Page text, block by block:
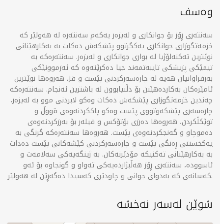
وەسف
سەنتەری ڕۆز بۆ جوانکاری و لەیزەر یەکەم سەنتەرە لە هەولێر کە
خزمەتگوزاری جوانکاری یەکگرتوو پێشکەش دەکات بە بەکارهێنانی
نوێترین تەکنەلۆژیا لە بواری جوانکاری و لەیزەر. سەنتەرەکە بە
تیمێکی پزیشکی تایبەتمەند جیا دەکرێتەوە کە ئەزموونێکی
بەرفراوانیان هەیە لە چارەسەرکردنی پێست و قژ، هەروەها نوێترین
ئامێرەکان بەکاردەهێنن بۆ دڵنیابوون لە باشترین ئەنجام. سەنتەرەکە
چەندین خزمەتگوزاری پێشکەش دەکات وەکو لابردنی موو بە لەیزەر،
چارەسەری پێشکەوتووی پێست وەکو پاککردنەوەی قووڵ و
توێکڵکردن، هەروەها دەرزی بۆتۆکس و فیلەر بۆ بەرزکردنەوەی
دەموچاو و گەنجکردنەوەی پێست. هەروەها سەنتەرەکە گرنگی بە
یەکخستنی ڕەنگی پێست و چارەسەرکردنی کێشەکانی پێست دەدات
بە بەکارهێنانی تەکنیکە مۆدێرنەکان. بە ژینگەیەکی سەلامەت و
ئاسوودە، سەنتەری ڕۆز هەڵبژاردەیەکی تەواو و گونجاوە بۆ ئەو
کەسانەی کە بەدوای جوانی و چاودێری کەسیدا دەگەڕێن لە هەولێر.
شوێن لەسەر نەخشە